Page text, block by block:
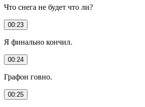
Что снега не будет что ли?
00:23
Я финально кончил.
00:24
Графон говно.
00:25